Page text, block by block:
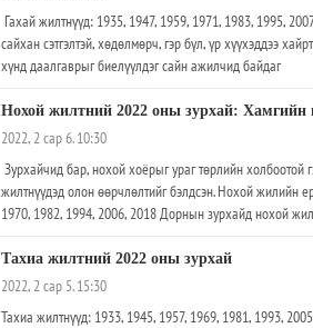
Гахай жилтнүүд: 1935, 1947, 1959, 1971, 1983, 1995,
сайхан сэтгэлтэй, хөдөлмөрч, гэр бүл, үр хүүхэддээ
хүнд даалгаврыг биелүүлдэг сайн ажилчид байдаг
Нохой жилтний 2022 оны зурхай: Хамгийн
2022, 2 сар 6. 10:30
Зурхайчид бар, нохой хоёрыг ураг төрлийн холбоотой
жилтнүүдэд олон өөрчлөлтийг бэлдсэн. Нохой жилийн
1970, 1982, 1994, 2006, 2018 Дорнын зурхайд нохой
Тахиа жилтний 2022 оны зурхай
2022, 2 сар 5. 15:30
Тахиа жилтнүүд: 1933, 1945, 1957, 1969, 1981, 1993,